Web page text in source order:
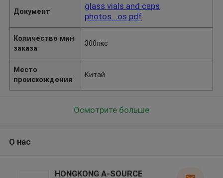
Документ
glass vials and caps
photos...os.pdf
Количество мин
заказа
300пкс
Место
происхождения
Китай
Осмотрите больше
О нас
HONGKONG A-SOURCE